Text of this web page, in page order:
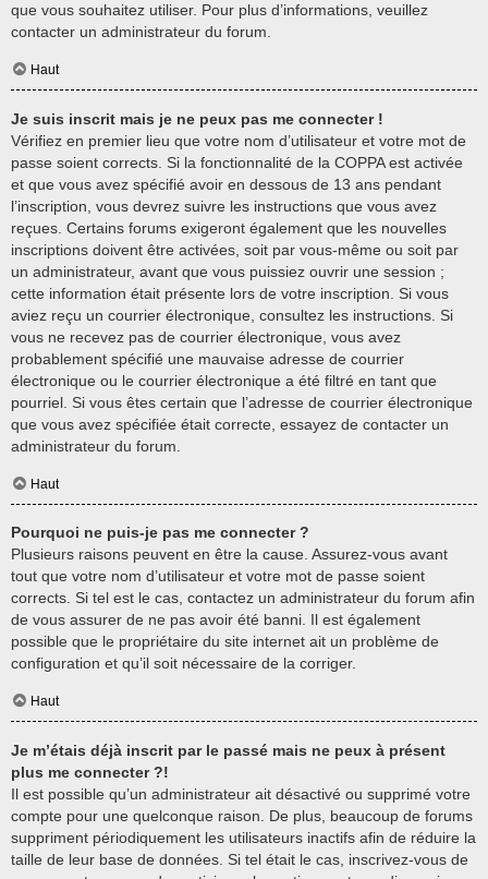
que vous souhaitez utiliser. Pour plus d’informations, veuillez
contacter un administrateur du forum.
Haut
Je suis inscrit mais je ne peux pas me connecter !
Vérifiez en premier lieu que votre nom d’utilisateur et votre mot de
passe soient corrects. Si la fonctionnalité de la COPPA est activée
et que vous avez spécifié avoir en dessous de 13 ans pendant
l’inscription, vous devrez suivre les instructions que vous avez
reçues. Certains forums exigeront également que les nouvelles
inscriptions doivent être activées, soit par vous-même ou soit par
un administrateur, avant que vous puissiez ouvrir une session ;
cette information était présente lors de votre inscription. Si vous
aviez reçu un courrier électronique, consultez les instructions. Si
vous ne recevez pas de courrier électronique, vous avez
probablement spécifié une mauvaise adresse de courrier
électronique ou le courrier électronique a été filtré en tant que
pourriel. Si vous êtes certain que l’adresse de courrier électronique
que vous avez spécifiée était correcte, essayez de contacter un
administrateur du forum.
Haut
Pourquoi ne puis-je pas me connecter ?
Plusieurs raisons peuvent en être la cause. Assurez-vous avant
tout que votre nom d’utilisateur et votre mot de passe soient
corrects. Si tel est le cas, contactez un administrateur du forum afin
de vous assurer de ne pas avoir été banni. Il est également
possible que le propriétaire du site internet ait un problème de
configuration et qu’il soit nécessaire de la corriger.
Haut
Je m’étais déjà inscrit par le passé mais ne peux à présent
plus me connecter ?!
Il est possible qu’un administrateur ait désactivé ou supprimé votre
compte pour une quelconque raison. De plus, beaucoup de forums
suppriment périodiquement les utilisateurs inactifs afin de réduire la
taille de leur base de données. Si tel était le cas, inscrivez-vous de